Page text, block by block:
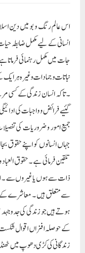
اس عالم رنگ و بو میں دین
انسانی کے لیے مکمل ضابطہ
جات میں مکمل رہنمائی
نباتات و جمادات وغیرہ ہر
۔ تاکہ انسان زندگی کے کسی
گئیے فرائض و واجبات کی
جمیع امور و ضروریات کی
جہاں انسانوں کو اپنے حقوق
تلقین فرمائی ہے ۔ حقوق
ذات سے ہوں یا غیروں سے ۔
سے متعلق ہیں ۔ معاشرے کے
ہوتے ہیں جو زندگی کی جد و
کے حوصلہ افزاں اقوال شکست
زندگانی کی کڑی دھوپ میں